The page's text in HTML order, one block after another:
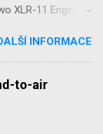
11 Engines’
SH32092
V-1 Missile’
Seafire
INFORMACE
to-air